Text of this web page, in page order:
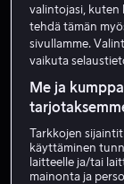
09:00
valintojasi, kuten
tehdä tämän
sivullamme.
vaikuta
Me ja
Tarkkojen
käyttäminen
laitteelle ja/tai
mainonta ja